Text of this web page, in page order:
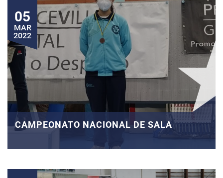
05
MAR
2022
CAMPEONATO NACIONAL DE SALA